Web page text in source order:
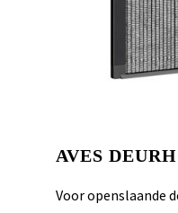
AVES
Voor openslaande